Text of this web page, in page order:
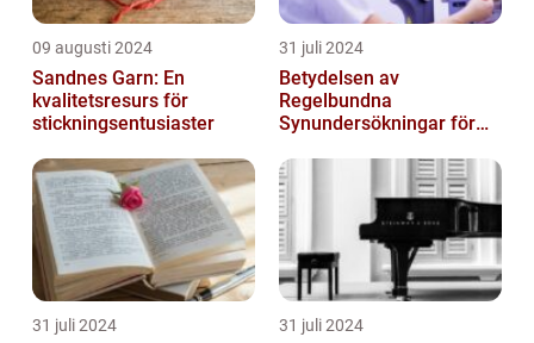
09 augusti 2024
Sandnes Garn: En
kvalitetsresurs för
stickningsentusiaster
31 juli 2024
Betydelsen av
Regelbundna
Synundersökningar för
31 juli 2024 31 juli 2024